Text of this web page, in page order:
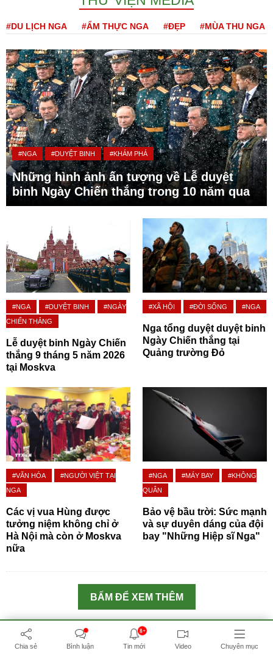
#DU LỊCH NGA #ẨM THỰC NGA #ĐẸP #MÙA THU NGA
#NGA #DUYỆT BINH #KHÁM PHÁ
Những hình ảnh ấn tượng về Lễ duyệt
binh Ngày Chiến thắng trong 10 năm qua
#NGA #DUYỆT BINH
#NGÀY
CHIẾN THẮNG
Lễ duyệt binh Ngày Chiến
thắng 9 tháng 5 năm 2026
tại Moskva
#XÃ HỘI #ĐỜI SỐNG #NGA
Nga tổng duyệt duyệt binh
Ngày Chiến thắng tại
Quảng trường Đỏ
#VĂN HÓA
#NGƯỜI VIỆT TẠI
NGA
Các vị vua Hùng được
tưởng niệm không chỉ ở
Hà Nội mà còn ở Moskva
nữa
#NGA #MÁY BAY
#KHÔNG
QUÂN
Bảo vệ bầu trời: Sức mạnh
và sự duyên dáng của đội
bay "Những Hiệp sĩ Nga"
BẤM ĐỂ XEM THÊM
TIN ĐỌC NHIỀU
Chia sẻ Bình luận
8+
Tin mới Video Chuyên mục